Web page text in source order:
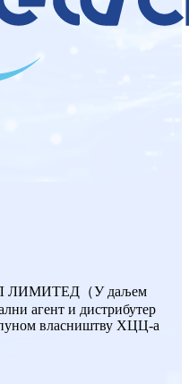
（У даљем
агент и дистрибутер
власништву ХЦЦ-а